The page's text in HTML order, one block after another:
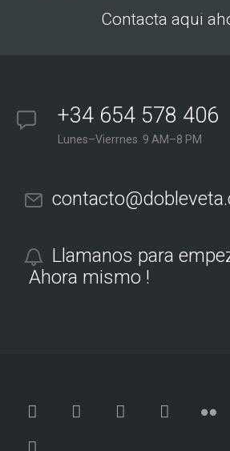
Contacta aqui
+34 654 578 406
Lunes–Vierrnes 9 AM–8 PM
Llamanos para
Ahora mismo !